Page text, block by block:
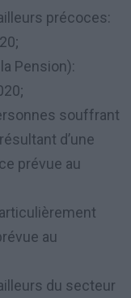
précoces:
Pension):
souffrant
d’une
prévue au
au
du secteur